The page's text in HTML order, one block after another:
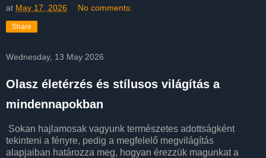
at May 17, 2026 No comments:
Share
Wednesday, 13 May 2026
Olasz életérzés és stílusos világítás a
mindennapokban
Sokan hajlamosak vagyunk természetes adottságként
tekinteni a fényre, pedig a megfelelő megvilágítás
alapjaiban határozza meg, hogyan érezzük magunkat a